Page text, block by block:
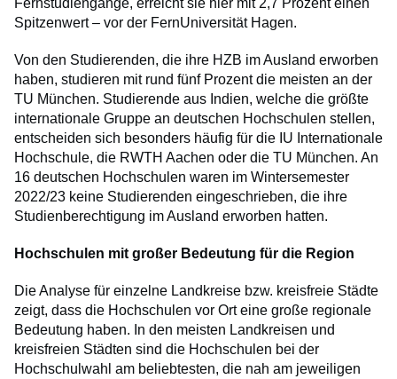
Fernstudiengänge, erreicht sie hier mit 2,7 Prozent einen
Spitzenwert – vor der FernUniversität Hagen.
Von den Studierenden, die ihre HZB im Ausland erworben
haben, studieren mit rund fünf Prozent die meisten an der
TU München. Studierende aus Indien, welche die größte
internationale Gruppe an deutschen Hochschulen stellen,
entscheiden sich besonders häufig für die IU Internationale
Hochschule, die RWTH Aachen oder die TU München. An
16 deutschen Hochschulen waren im Wintersemester
2022/23 keine Studierenden eingeschrieben, die ihre
Studienberechtigung im Ausland erworben hatten.
Hochschulen mit großer Bedeutung für die Region
Die Analyse für einzelne Landkreise bzw. kreisfreie Städte
zeigt, dass die Hochschulen vor Ort eine große regionale
Bedeutung haben. In den meisten Landkreisen und
kreisfreien Städten sind die Hochschulen bei der
Hochschulwahl am beliebtesten, die nah am jeweiligen